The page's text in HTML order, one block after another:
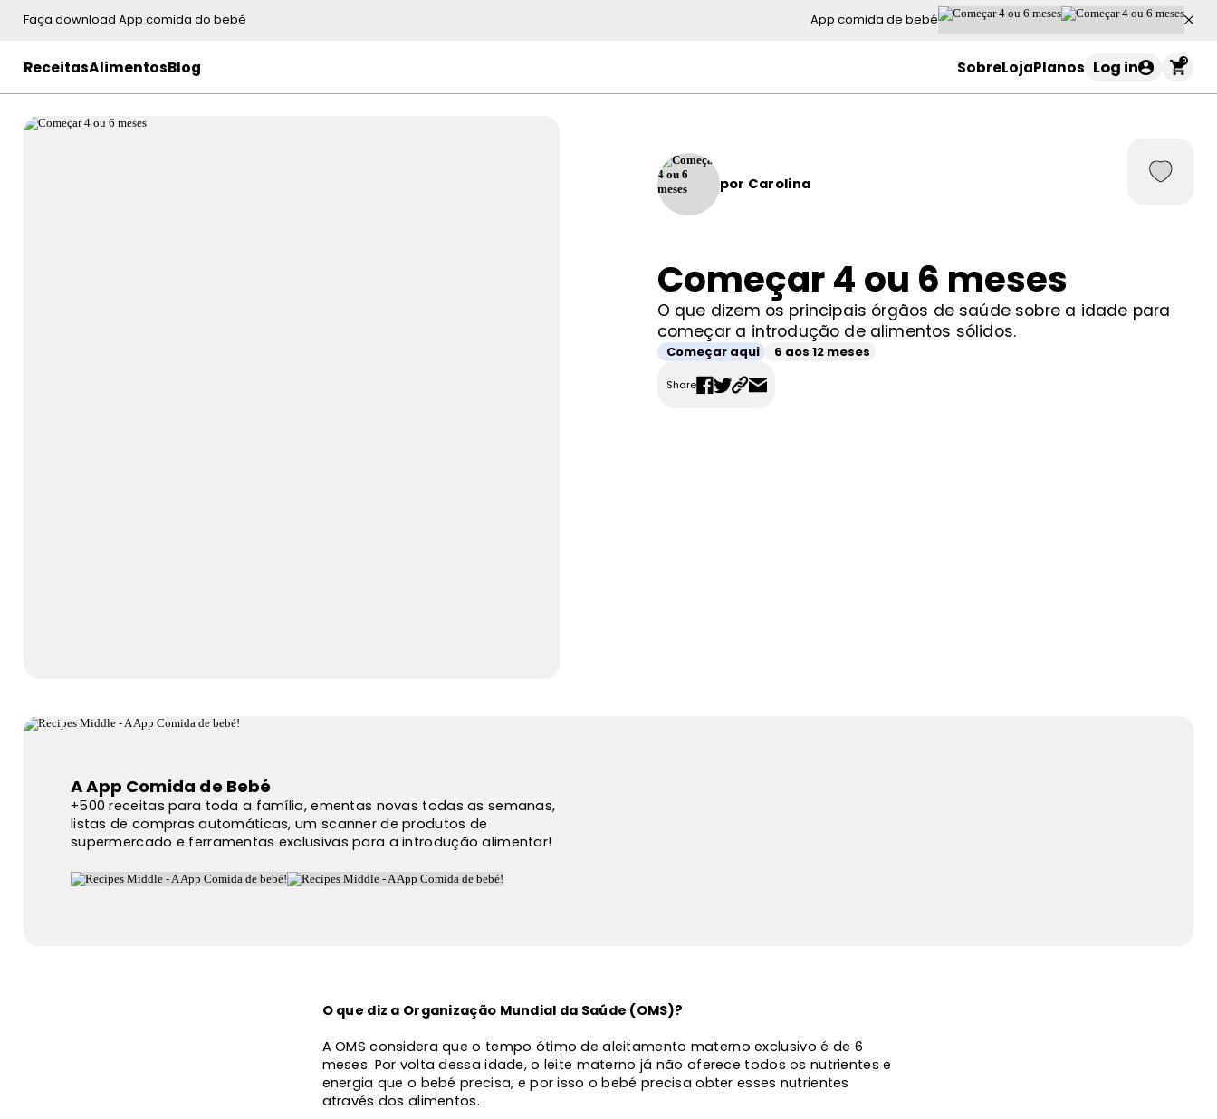
Faça download App comida do bebé App comida de bebé
ReceitasAlimentosBlog SobreLojaPlanos Log in 0
Continuar a comprar
por Carolina
Começar 4 ou 6 meses
O que dizem os principais órgãos de saúde sobre a idade para
começar a introdução de alimentos sólidos.
Começar aqui 6 aos 12 meses
Share
A App Comida de Bebé
+500 receitas para toda a família, ementas novas todas as semanas,
listas de compras automáticas, um scanner de produtos de
supermercado e ferramentas exclusivas para a introdução alimentar!
O que diz a Organização Mundial da Saúde (OMS)?
A OMS considera que o tempo ótimo de aleitamento materno exclusivo é de 6
meses. Por volta dessa idade, o leite materno já não oferece todos os nutrientes e
energia que o bebé precisa, e por isso o bebé precisa obter esses nutrientes
através dos alimentos.